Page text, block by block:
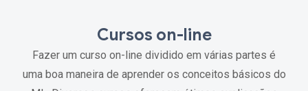
Cursos on-line
Fazer um curso on-line dividido em várias partes é
uma boa maneira de aprender os conceitos básicos do